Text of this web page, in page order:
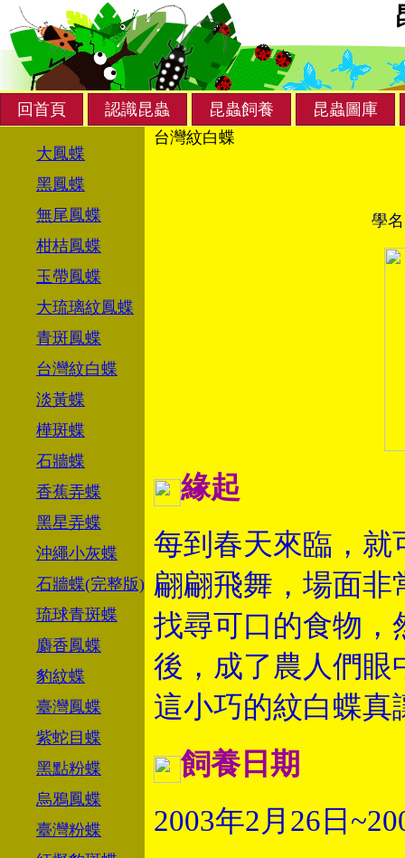
回首頁 認識昆蟲 昆蟲飼養
昆蟲圖庫
台灣紋白蝶
學
緣起
每到春天來臨，就
翩翩飛舞，場面非
找尋可口的食物，
後，成了農人們眼
這小巧的紋白蝶真
飼養日期
2003年2月26日
大鳳蝶
黑鳳蝶
無尾鳳蝶
柑桔鳳蝶
玉帶鳳蝶
大琉璃紋鳳蝶
青斑鳳蝶
台灣紋白蝶
淡黃蝶
樺斑蝶
石牆蝶
香蕉弄蝶
黑星弄蝶
沖繩小灰蝶
石牆蝶(完整版)
琉球青斑蝶
麝香鳳蝶
豹紋蝶
臺灣鳳蝶
紫蛇目蝶
黑點粉蝶
烏鴉鳳蝶
臺灣粉蝶